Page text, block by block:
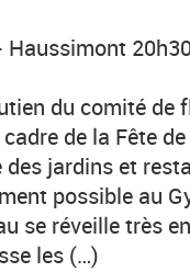
du comité de
de la Fête
jardins et
possible au
se réveille très
les (…)